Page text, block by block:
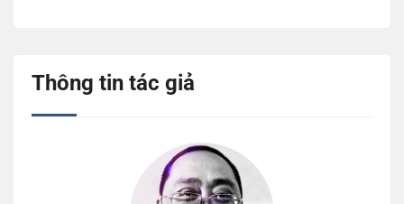
Thông tin tác giả